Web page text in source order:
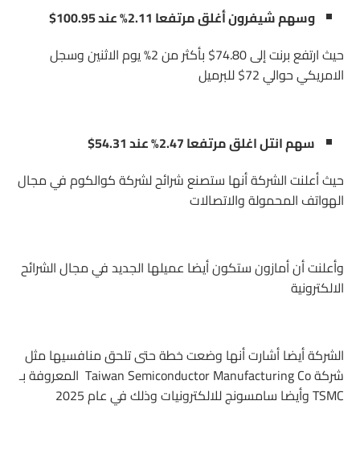
وسهم شيفرون أغلق مرتفعا 2.11% عند 100.95$
حيث ارتفع برنت إلى 74.80$ بأكثر من 2% يوم الاثنين وسجل
الامريكي حوالي 72$ للبرميل
سهم انتل اغلق مرتفعا 2.47% عند 54.31$
حيث أعلنت الشركة أنها ستصنع شرائح لشركة كوالكوم في مجال
الهواتف المحمولة والاتصالات
وأعلنت أن أمازون ستكون أيضا عميلها الجديد في مجال الشرائح
الالكترونية
الشركة أيضا أشارت أنها وضعت خطة حتى تلحق منافسيها مثل
شركة Taiwan Semiconductor Manufacturing Co المعروفة بـ
TSMC وأيضا سامسونج للالكترونيات وذلك في عام 2025